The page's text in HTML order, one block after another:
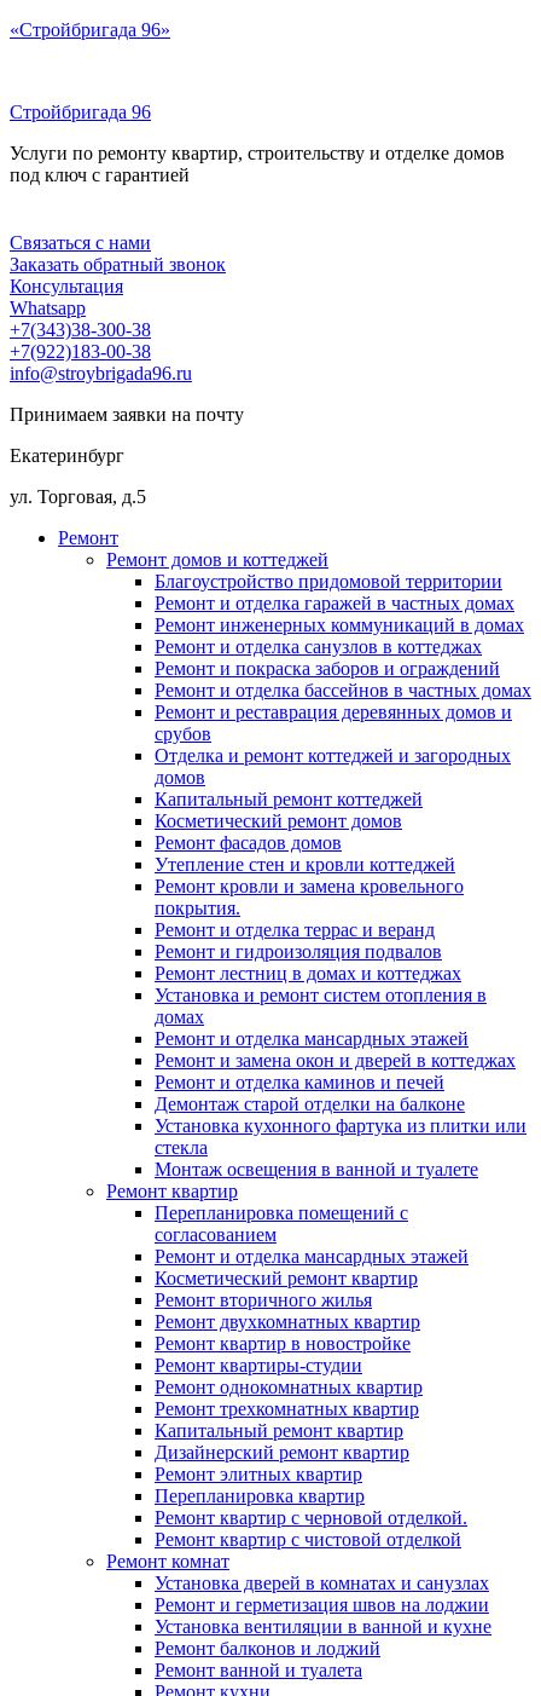
Перейти
«Стройбригада 96»
Стройбригада 96
Услуги по ремонту квартир, строительству и отделке домов
под ключ с гарантией
Связаться с нами
Заказать обратный звонок
Консультация
Whatsapp
+7(343)38-300-38
+7(922)183-00-38
info@stroybrigada96.ru
Принимаем заявки на почту
Екатеринбург
ул. Торговая, д.5
Ремонт
Ремонт домов и коттеджей
Благоустройство придомовой территории
Ремонт и отделка гаражей в частных домах
Ремонт инженерных коммуникаций в домах
Ремонт и отделка санузлов в коттеджах
Ремонт и покраска заборов и ограждений
Ремонт и отделка бассейнов в частных домах
Ремонт и реставрация деревянных домов и
срубов
Отделка и ремонт коттеджей и загородных
домов
Капитальный ремонт коттеджей
Косметический ремонт домов
Ремонт фасадов домов
Утепление стен и кровли коттеджей
Ремонт кровли и замена кровельного
покрытия.
Ремонт и отделка террас и веранд
Ремонт и гидроизоляция подвалов
Ремонт лестниц в домах и коттеджах
Установка и ремонт систем отопления в
домах
Ремонт и отделка мансардных этажей
Ремонт и замена окон и дверей в коттеджах
Ремонт и отделка каминов и печей
Демонтаж старой отделки на балконе
Установка кухонного фартука из плитки или
стекла
Монтаж освещения в ванной и туалете
Ремонт квартир
Перепланировка помещений с
согласованием
Ремонт и отделка мансардных этажей
Косметический ремонт квартир
Ремонт вторичного жилья
Ремонт двухкомнатных квартир
Ремонт квартир в новостройке
Ремонт квартиры-студии
Ремонт однокомнатных квартир
Ремонт трехкомнатных квартир
Капитальный ремонт квартир
Дизайнерский ремонт квартир
Ремонт элитных квартир
Перепланировка квартир
Ремонт квартир с черновой отделкой.
Ремонт квартир с чистовой отделкой
Ремонт комнат
Установка дверей в комнатах и санузлах
Ремонт и герметизация швов на лоджии
Установка вентиляции в ванной и кухне
Ремонт балконов и лоджий
Ремонт ванной и туалета
Ремонт кухни